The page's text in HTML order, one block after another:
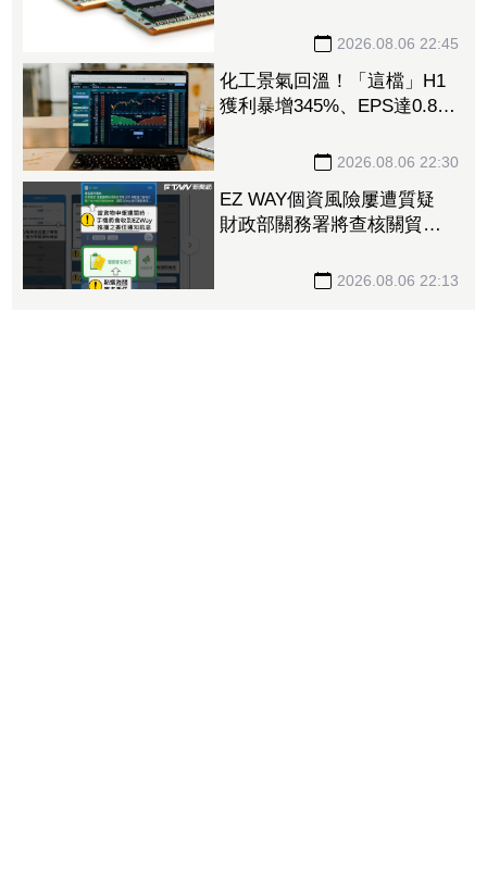
抱回7549萬元 2026.08.06 22:45
化工景氣回溫！「這檔」H1
獲利暴增345%、EPS達0.89
2026.08.06 22:30
EZ WAY個資風險屢遭質疑
財政部關務署將查核關貿公
2026.08.06 22:13